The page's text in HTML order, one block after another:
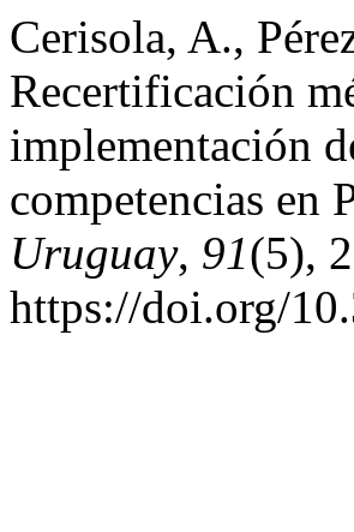
Cerisola, A.,
Recertificación
implementación
competencias en
Uruguay, 91(5),
https://doi.org/